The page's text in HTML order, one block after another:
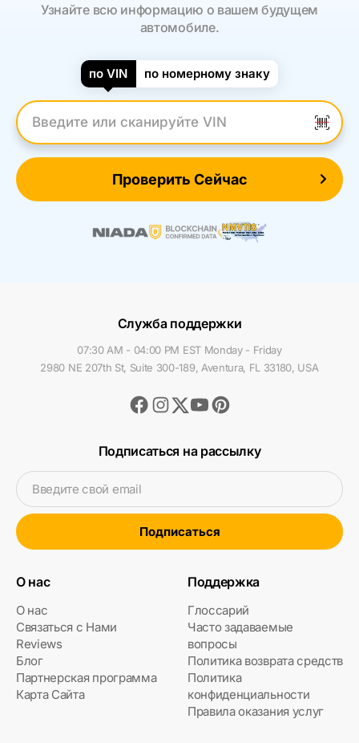
Узнайте всю информацию о вашем будущем
автомобиле.
по VIN по номерному знаку
Введите VIN
Проверить Сейчас
Служба поддержки
07:30 AM - 04:00 PM EST Monday - Friday
2980 NE 207th St, Suite 300-189, Aventura, FL 33180, USA
Facebook
Instagram
TwitterYoutubePinterest
Подписаться на рассылку
Введите свой email
Подписаться
О нас
О нас
Связаться с Нами
Reviews
Блог
Партнерская программа
Карта Сайта
Поддержка
Глоссарий
Часто задаваемые
вопросы
Политика возврата средств
Политика
конфиденциальности
Правила оказания услуг